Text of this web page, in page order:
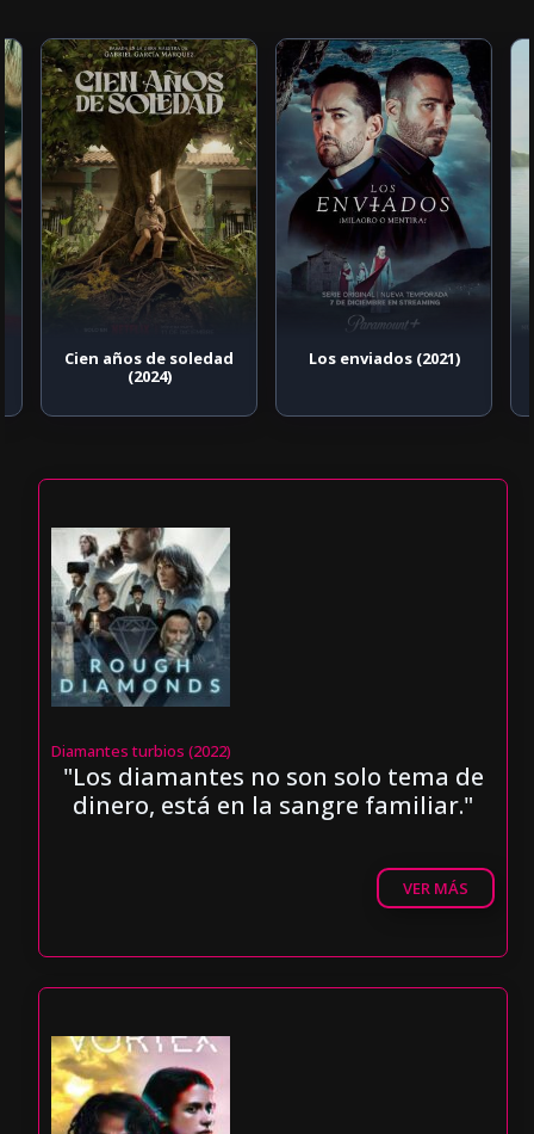
Cien años de soledad
(2024)
Los enviados (2021)
Diamantes turbios (2022)
"Los diamantes no son solo tema de
dinero, está en la sangre familiar."
VER MÁS